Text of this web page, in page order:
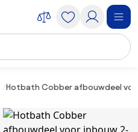
Hotbath Cobber afbouwdeel